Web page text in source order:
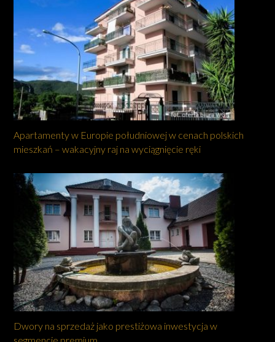
Apartamenty w Europie południowej w cenach polskich
mieszkań – wakacyjny raj na wyciągnięcie ręki
Dwory na sprzedaż jako prestiżowa inwestycja w